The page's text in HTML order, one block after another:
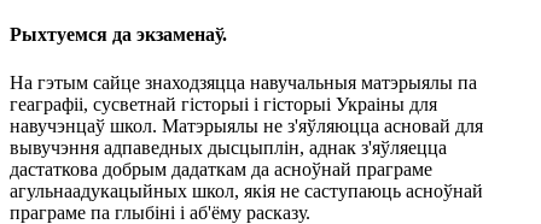
Рыхтуемся да экзаменаў.
На гэтым сайце знаходзяцца навучальныя матэрыялы па
геаграфіі, сусветнай гісторыі і гісторыі Украіны для
навучэнцаў школ. Матэрыялы не з'яўляюцца асновай для
вывучэння адпаведных дысцыплін, аднак з'яўляецца
дастаткова добрым дадаткам да асноўнай праграме
агульнаадукацыйных школ, якія не саступаюць асноўнай
праграме па глыбіні і аб'ёму расказу.